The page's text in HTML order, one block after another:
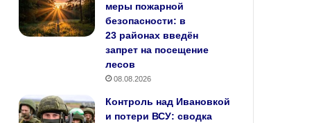
меры пожарной
безопасности: в
23 районах введён
запрет на посещение
лесов
08.08.2026
Контроль над Ивановкой
и потери ВСУ: сводка